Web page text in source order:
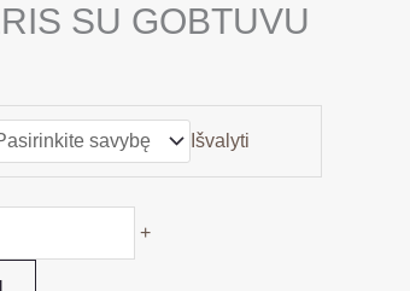
SU GOBTUVU
Išvalyti
+